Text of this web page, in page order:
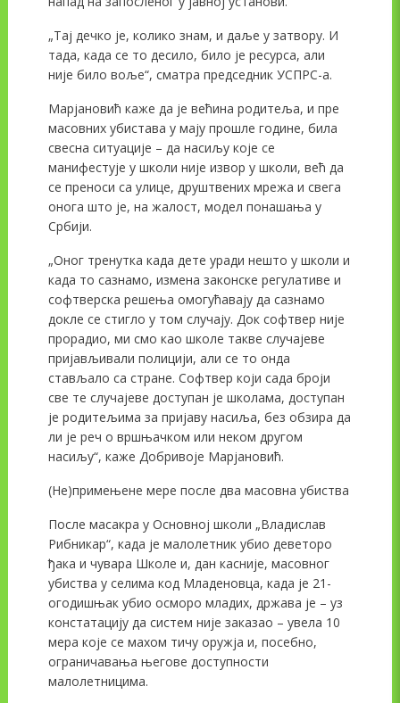
„Тај дечко је, колико знам, и даље у затвору. И
тада, када се то десило, било је ресурса, али
није било воље“, сматра председник УСПРС-а.
Марјановић каже да је већина родитеља, и пре
масовних убистава у мају прошле године, била
свесна ситуације – да насиљу које се
манифестује у школи није извор у школи, већ да
се преноси са улице, друштвених мрежа и свега
онога што је, на жалост, модел понашања у
Србији.
„Оног тренутка када дете уради нешто у школи и
када то сазнамо, измена законске регулативе и
софтверска решења омогућавају да сазнамо
докле се стигло у том случају. Док софтвер није
прорадио, ми смо као школе такве случајеве
пријављивали полицији, али се то онда
стављало са стране. Софтвер који сада броји
све те случајеве доступан је школама, доступан
је родитељима за пријаву насиља, без обзира да
ли је реч о вршњачком или неком другом
насиљу“, каже Добривоје Марјановић.
(Не)примењене мере после два масовна убиства
После масакра у Основној школи „Владислав
Рибникар“, када је малолетник убио деветоро
ђака и чувара Школе и, дан касније, масовног
убиства у селима код Младеновца, када је 21-
огодишњак убио осморо младих, држава је – уз
констатацију да систем није заказао – увела 10
мера које се махом тичу оружја и, посебно,
ограничавања његове доступности
малолетницима.